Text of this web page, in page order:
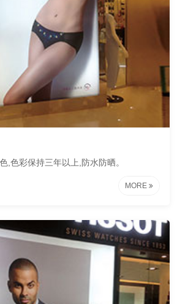
,色彩保持三年以上,防水防晒。
MORE